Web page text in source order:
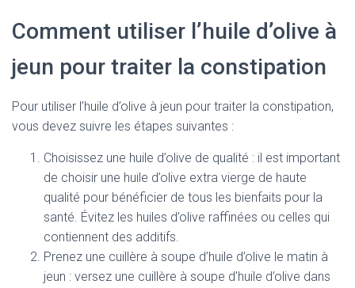
Comment utiliser l’huile d’olive à
jeun pour traiter la constipation
Pour utiliser l’huile d’olive à jeun pour traiter la constipation,
vous devez suivre les étapes suivantes :
Choisissez une huile d’olive de qualité : il est important
de choisir une huile d’olive extra vierge de haute
qualité pour bénéficier de tous les bienfaits pour la
santé. Évitez les huiles d’olive raffinées ou celles qui
contiennent des additifs.
Prenez une cuillère à soupe d’huile d’olive le matin à
jeun : versez une cuillère à soupe d’huile d’olive dans